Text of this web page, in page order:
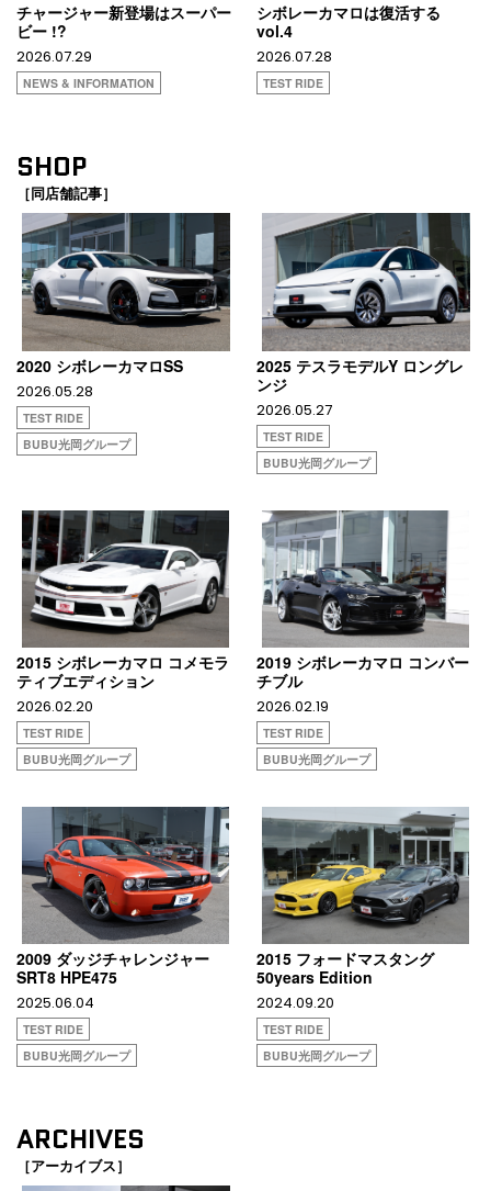
チャージャー新登場はスーパー
ビー !?
2026.07.29
NEWS & INFORMATION
シボレーカマロは復活する
vol.4
2026.07.28
TEST RIDE
SHOP
［同店舗記事］
2020 シボレーカマロSS
2026.05.28
TEST RIDE
BUBU光岡グループ
2025 テスラモデルY ロングレ
ンジ
2026.05.27
TEST RIDE
BUBU光岡グループ
2015 シボレーカマロ コメモラ
ティブエディション
2026.02.20
TEST RIDE
BUBU光岡グループ
2019 シボレーカマロ コンバー
チブル
2026.02.19
TEST RIDE
BUBU光岡グループ
2009 ダッジチャレンジャー
SRT8 HPE475
2025.06.04
TEST RIDE
BUBU光岡グループ
2015 フォードマスタング
50years Edition
2024.09.20
TEST RIDE
BUBU光岡グループ
ARCHIVES
［アーカイブス］